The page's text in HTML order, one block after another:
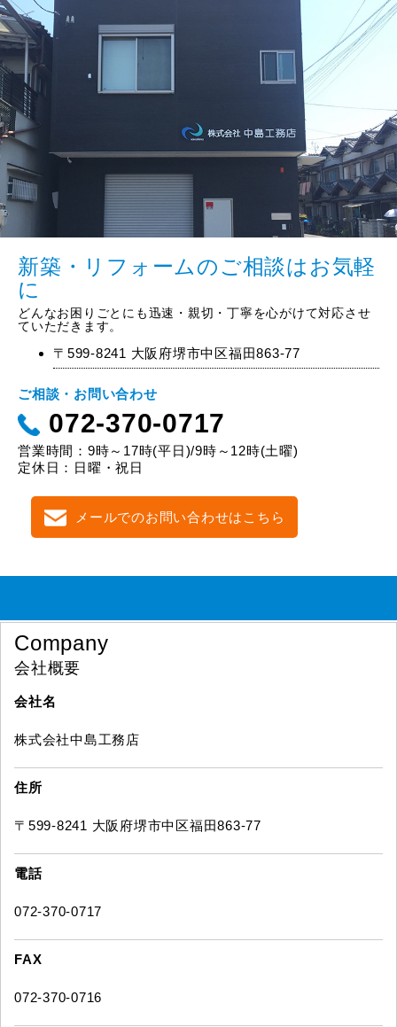
新築・リフォームのご相談はお気軽
に
どんなお困りごとにも迅速・親切・丁寧を心がけて対応させ
ていただきます。
〒599-8241 大阪府堺市中区福田863-77
ご相談・お問い合わせ
072-370-0717
営業時間：9時～17時(平日)/9時～12時(土曜)
定休日：日曜・祝日
メールでのお問い合わせはこちら
Company
会社概要
会社名
株式会社中島工務店
住所
〒599-8241 大阪府堺市中区福田863-77
電話
072-370-0717
FAX
072-370-0716